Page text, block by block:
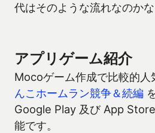
代はそのような流れなのかな
アプリゲーム紹介
Mocoゲーム作成で比較的人
んこホームラン競争＆続編
Google Play 及び App
能です。